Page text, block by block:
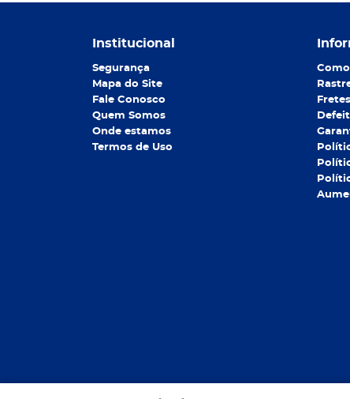
Institucional
Segurança
Mapa do Site
Fale Conosco
Quem Somos
Onde estamos
Termos de Uso